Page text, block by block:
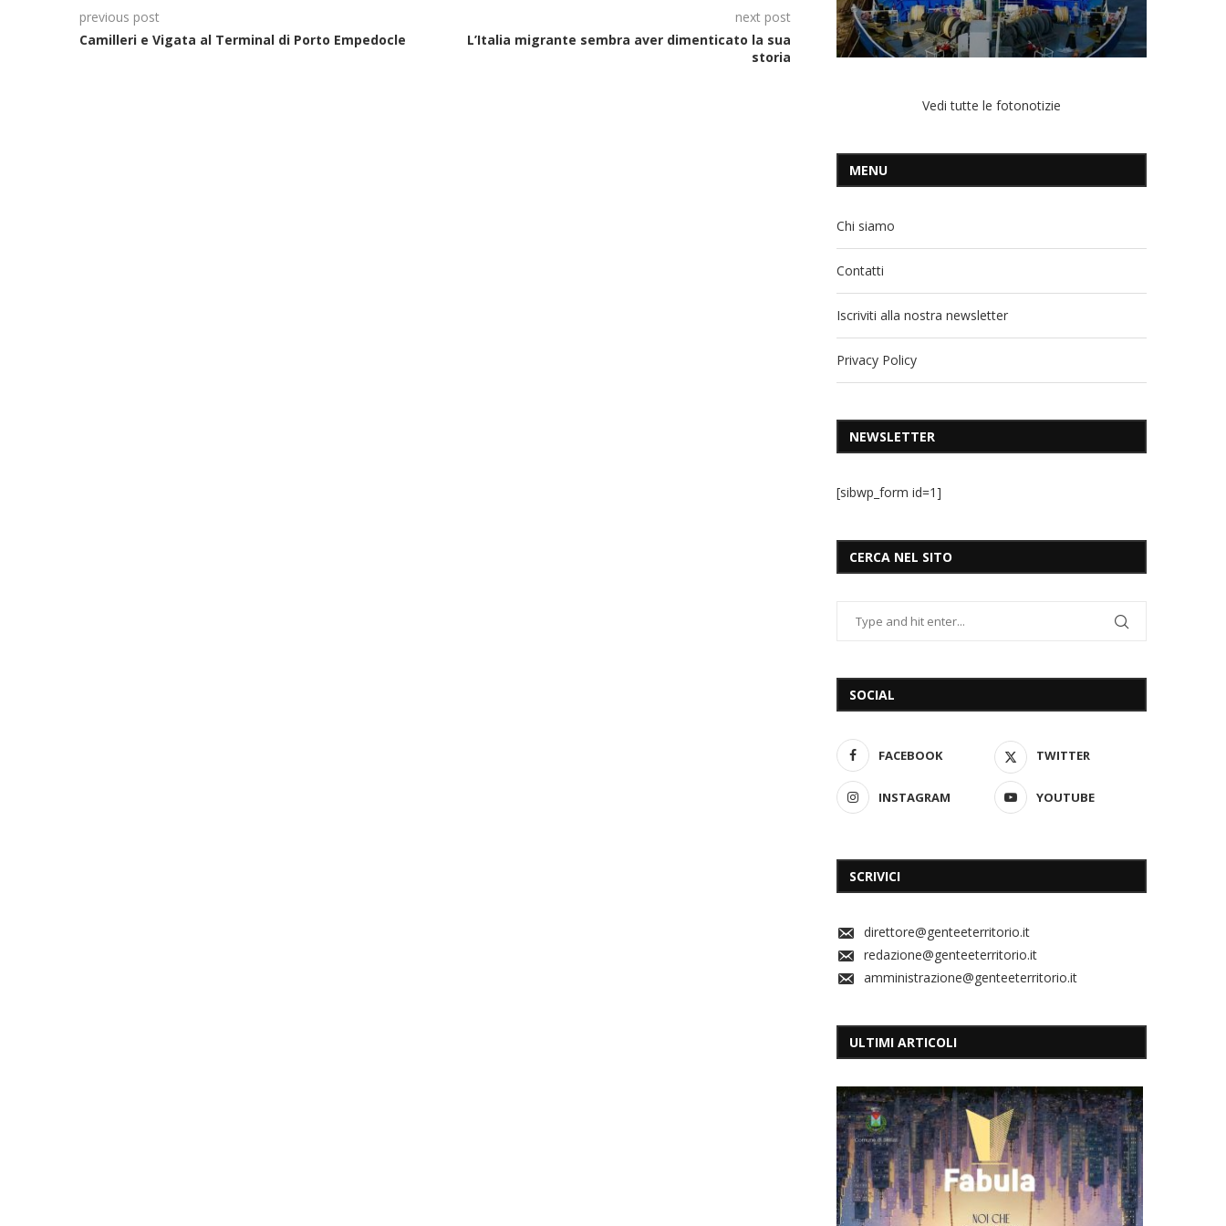
previous post
Camilleri e Vigata al Terminal di Porto Empedocle
next post
L’Italia migrante sembra aver dimenticato la sua
storia
Vedi tutte le fotonotizie
MENU
Chi siamo
Contatti
Iscriviti alla nostra newsletter
Privacy Policy
NEWSLETTER
[sibwp_form id=1]
CERCA NEL SITO
SOCIAL
FACEBOOK TWITTER
INSTAGRAM YOUTUBE
SCRIVICI
direttore@genteeterritorio.it
redazione@genteeterritorio.it
amministrazione@genteeterritorio.it
ULTIMI ARTICOLI